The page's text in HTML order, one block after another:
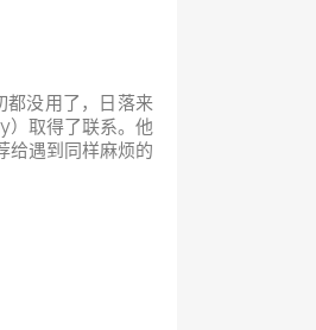
没用了，日落来
）取得了联系。他
给遇到同样麻烦的